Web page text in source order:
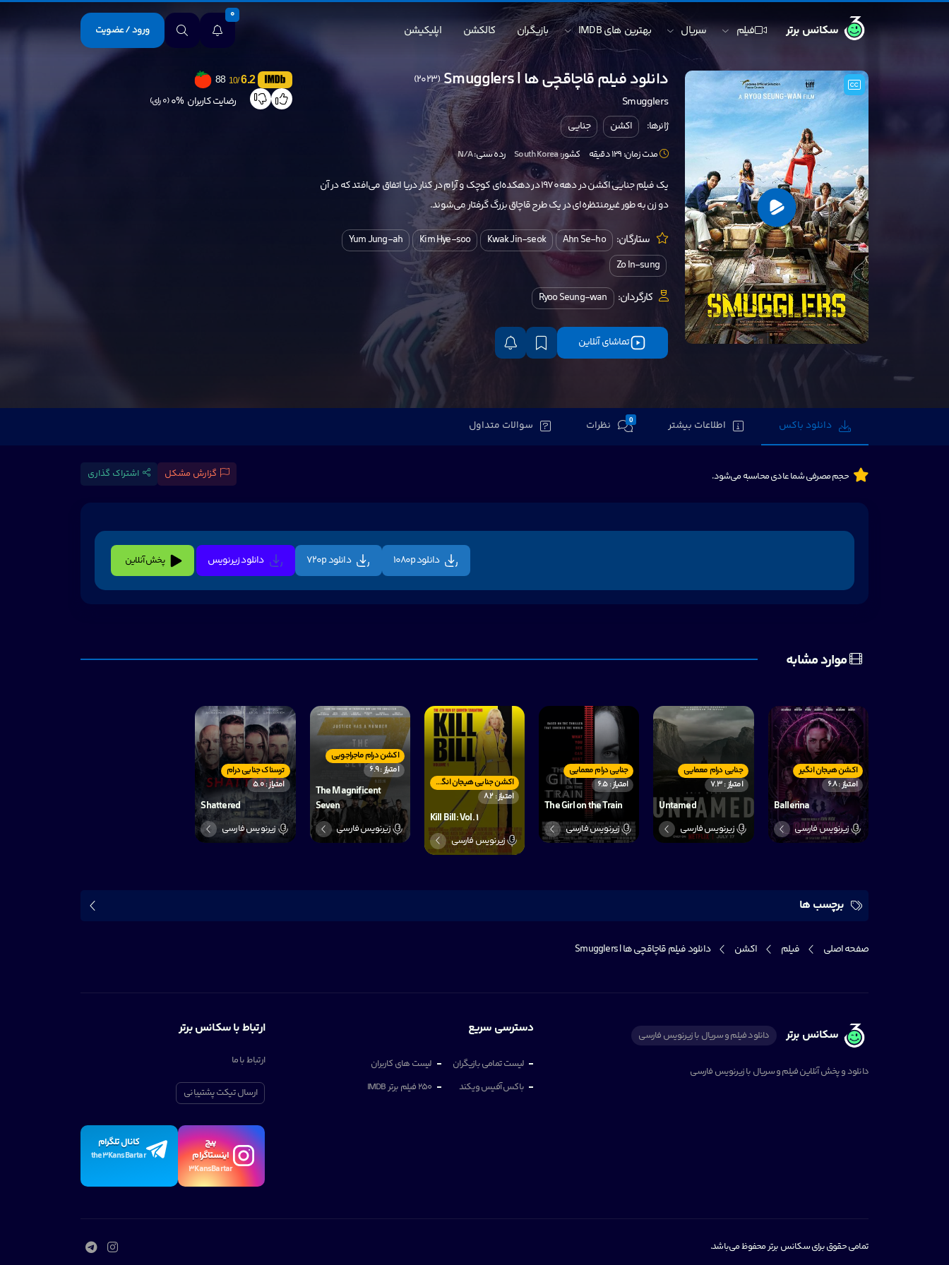
سکانس برتر فیلم سریال بهترین های IMDB بازیگران کالکشن اپلیکیشن
0
ورود / عضویت
دانلود فیلم قاچاقچی ها | Smugglers (2023)
Smugglers
ژانرها: اکشن جنایی
مدت زمان: 129 دقیقه کشور:South Korea رده سنی:N/A
یک فیلم جنایی اکشن در دهه 1970 در دهکده‌ای کوچک و آرام در کنار دریا اتفاق می‌افتد که در آن
دو زن به طور غیرمنتظره‌ای در یک طرح قاچاق بزرگ گرفتار می‌شوند.
ستارگان: Ahn Se-ho
Kwak Jin-seok
Kim Hye-soo
Yum Jung-ah
Zo In-sung
کارگردان: Ryoo Seung-wan
تماشای آنلاین
6.2
/10
88
رضایت کاربران 0% (0 رای)
دانلود باکس اطلاعات بیشتر 0 نظرات سوالات متداول
حجم مصرفی شما عادی محاسبه می‌شود. گزارش مشکل اشتراک گذاری
دانلود 1080p دانلود 720p دانلود زیرنویس پخش آنلاین
موارد مشابه
اکشن هیجان انگیر
امتیاز : 6.8
Ballerina
زیرنویس فارسی
جنایی درام معمایی
امتیاز : 7.3
Untamed
زیرنویس فارسی
جنایی درام معمایی
امتیاز : 6.5
The Girl on the Train
زیرنویس فارسی
اکشن جنایی هیجان انگیر
امتیاز : 8.2
Kill Bill: Vol. 1
زیرنویس فارسی
اکشن درام ماجراجویی
امتیاز : 6.9
The Magnificent
Seven
زیرنویس فارسی
ترسناک جنایی درام
امتیاز : 5.0
Shattered
زیرنویس فارسی
برچسب ها
صفحه اصلی فیلم اکشن دانلود فیلم قاچاقچی ها | Smugglers
سکانس برتر دانلود فیلم و سریال با زیرنویس فارسی
دانلود و پخش آنلاین فیلم و سریال با زیرنویس فارسی
دسترسی سریع
لیست تمامی بازیگران
لیست های کاربران
باکس آفیس ویکند
250 فیلم برتر IMDB
ارتباط با سکانس برتر
ارتباط با ما
ارسال تیکت پشتیبانی
پیچ
اینستاگرام
3KansBartar
کانال تلگرام
the3KansBartar
تمامی حقوق برای سکانس برتر محفوظ می‌باشد.